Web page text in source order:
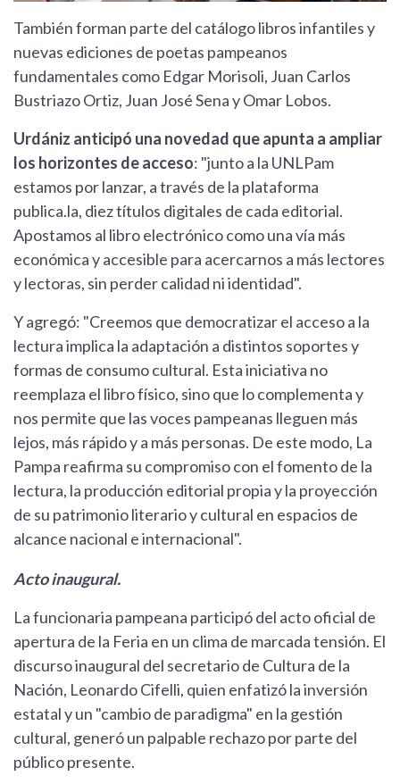
También forman parte del catálogo libros infantiles y
nuevas ediciones de poetas pampeanos
fundamentales como Edgar Morisoli, Juan Carlos
Bustriazo Ortiz, Juan José Sena y Omar Lobos.
Urdániz anticipó una novedad que apunta a ampliar
los horizontes de acceso: "junto a la UNLPam
estamos por lanzar, a través de la plataforma
publica.la, diez títulos digitales de cada editorial.
Apostamos al libro electrónico como una vía más
económica y accesible para acercarnos a más lectores
y lectoras, sin perder calidad ni identidad".
Y agregó: "Creemos que democratizar el acceso a la
lectura implica la adaptación a distintos soportes y
formas de consumo cultural. Esta iniciativa no
reemplaza el libro físico, sino que lo complementa y
nos permite que las voces pampeanas lleguen más
lejos, más rápido y a más personas. De este modo, La
Pampa reafirma su compromiso con el fomento de la
lectura, la producción editorial propia y la proyección
de su patrimonio literario y cultural en espacios de
alcance nacional e internacional".
Acto inaugural.
La funcionaria pampeana participó del acto oficial de
apertura de la Feria en un clima de marcada tensión. El
discurso inaugural del secretario de Cultura de la
Nación, Leonardo Cifelli, quien enfatizó la inversión
estatal y un "cambio de paradigma" en la gestión
cultural, generó un palpable rechazo por parte del
público presente.